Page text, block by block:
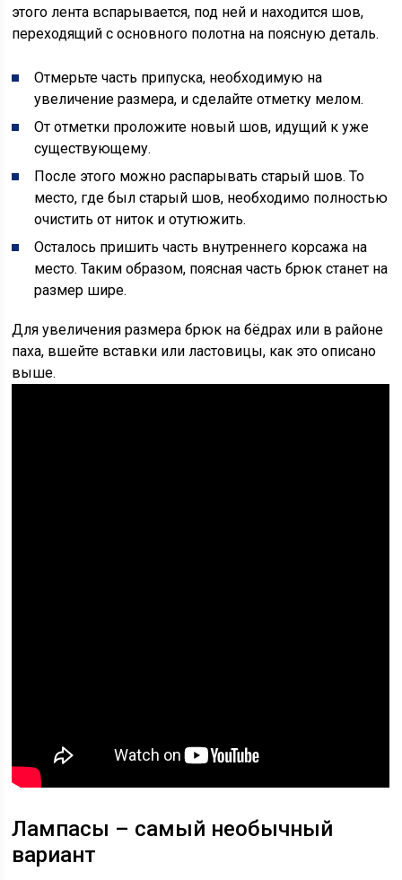
этого лента вспарывается, под ней и находится шов,
переходящий с основного полотна на поясную деталь.
Отмерьте часть припуска, необходимую на
увеличение размера, и сделайте отметку мелом.
От отметки проложите новый шов, идущий к уже
существующему.
После этого можно распарывать старый шов. То
место, где был старый шов, необходимо полностью
очистить от ниток и отутюжить.
Осталось пришить часть внутреннего корсажа на
место. Таким образом, поясная часть брюк станет на
размер шире.
Для увеличения размера брюк на бёдрах или в районе
паха, вшейте вставки или ластовицы, как это описано
выше.
Лампасы – самый необычный
вариант